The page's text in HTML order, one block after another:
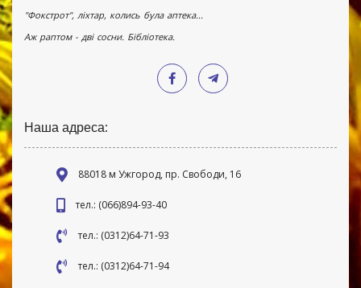
"Фокстрот", ліхтар, колись була аптека...
Аж раптом - дві сосни. Бібліотека.
Наша адреса:
88018 м Ужгород, пр. Свободи, 16
тел.: (066)894-93-40
тел.: (0312)64-71-93
тел.: (0312)64-71-94